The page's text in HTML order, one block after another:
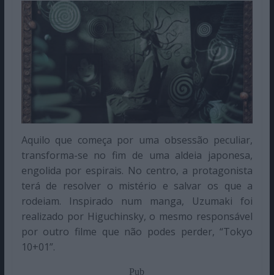
Aquilo que começa por uma obsessão peculiar,
transforma-se no fim de uma aldeia japonesa,
engolida por espirais. No centro, a protagonista
terá de resolver o mistério e salvar os que a
rodeiam. Inspirado num manga, Uzumaki foi
realizado por Higuchinsky, o mesmo responsável
por outro filme que não podes perder, “Tokyo
10+01”.
Pub